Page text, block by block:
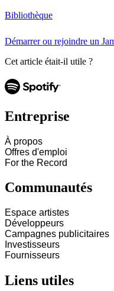
Bibliothèque
Démarrer ou rejoindre un
Cet article était-il utile ?
Entreprise
À propos
Offres d'emploi
For the Record
Communautés
Espace artistes
Développeurs
Campagnes publicitaires
Investisseurs
Fournisseurs
Liens utiles